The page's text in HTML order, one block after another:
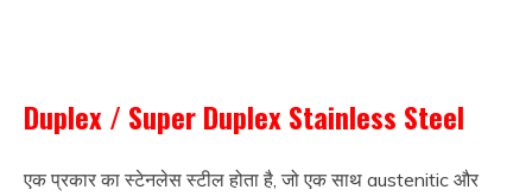
Duplex / Super Duplex Stainless Steel
एक प्रकार का स्टेनलेस स्टील होता है, जो एक साथ austenitic और